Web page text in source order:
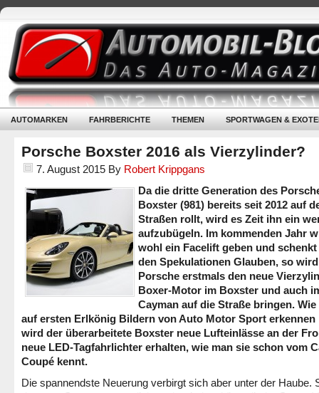
AUTOMARKEN FAHRBERICHTE THEMEN SPORTWAGEN &
Porsche Boxster 2016 als Vierzylinder?
7. August 2015 By Robert Krippgans
Da die dritte Generation des
Boxster (981) bereits seit 2012 auf
Straßen rollt, wird es Zeit ihn ein
aufzubügeln. Im kommenden Jahr
wohl ein Facelift geben und schenkt
den Spekulationen Glauben, so wird
Porsche erstmals den neue
Boxer-Motor im Boxster und auch
Cayman auf die Straße bringen. Wie
auf ersten Erlkönig Bildern von Auto Motor Sport erkennen
wird der überarbeitete Boxster neue Lufteinlässe an der
neue LED-Tagfahrlichter erhalten, wie man sie schon vom
Coupé kennt.
Die spannendste Neuerung verbirgt sich aber unter der Haube.